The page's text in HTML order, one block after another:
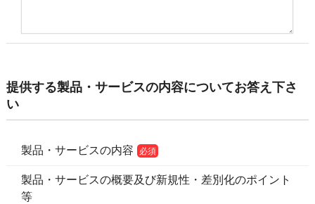
提供する製品・サービスの内容についてお答え下さ
い
製品・サービスの内容 必須
製品・サービスの概要及び新規性・差別化のポイント
等